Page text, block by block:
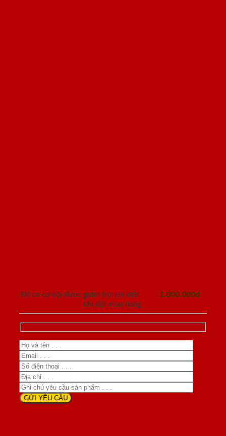
Để có cơ hội được giảm trừ lên đến
1.000.000đ
khi đặt mua hàng.